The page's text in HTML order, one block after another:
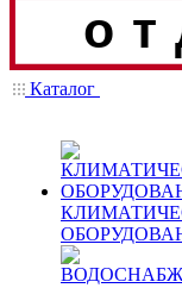
Каталог